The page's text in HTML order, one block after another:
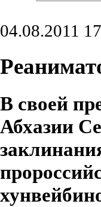
04.08.2011
В своей
Абхазии